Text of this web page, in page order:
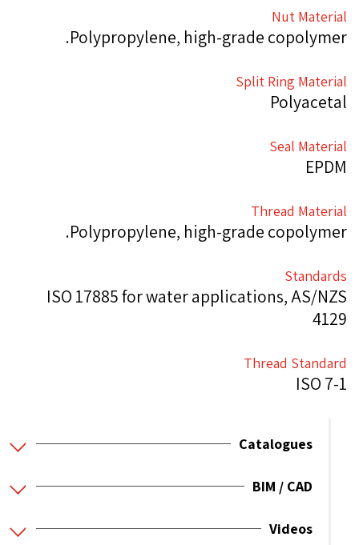
Nut Material
Polypropylene, high-grade copolymer.
Split Ring Material
Polyacetal
Seal Material
EPDM
Thread Material
Polypropylene, high-grade copolymer.
Standards
ISO 17885 for water applications, AS/NZS
4129
Thread Standard
ISO 7-1
Catalogues
BIM / CAD
Videos